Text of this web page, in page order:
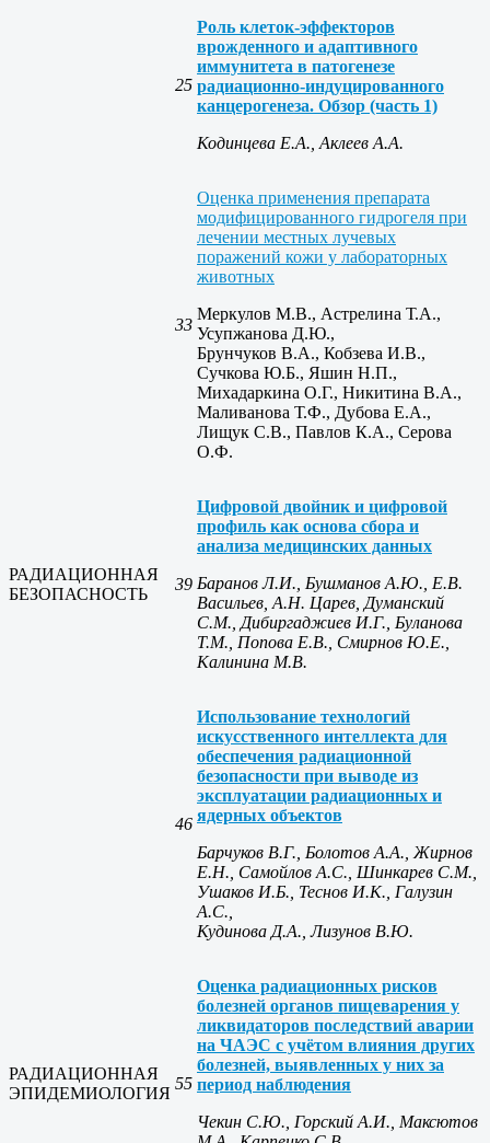
25
Роль клеток-эффекторов
врожденного и адаптивного
иммунитета в патогенезе
радиационно-индуцированного
канцерогенеза. Обзор (часть 1)
Кодинцева Е.А., Аклеев А.А.
33
Оценка применения препарата
модифицированного гидрогеля при
лечении местных лучевых
поражений кожи у лабораторных
животных
Меркулов М.В., Астрелина Т.А.,
Усупжанова Д.Ю.,
Брунчуков В.А., Кобзева И.В.,
Сучкова Ю.Б., Яшин Н.П.,
Михадаркина О.Г., Никитина В.А.,
Маливанова Т.Ф., Дубова Е.А.,
Лищук С.В., Павлов К.А., Серова
О.Ф.
РАДИАЦИОННАЯ
БЕЗОПАСНОСТЬ
39
Цифровой двойник и цифровой
профиль как основа сбора и
анализа медицинских данных
Баранов Л.И., Бушманов А.Ю., Е.В.
Васильев, А.Н. Царев, Думанский
С.М., Дибиргаджиев И.Г., Буланова
Т.М., Попова Е.В., Смирнов Ю.Е.,
Калинина М.В.
46
Использование технологий
искусственного интеллекта для
обеспечения радиационной
безопасности при выводе из
эксплуатации радиационных и
ядерных объектов
Барчуков В.Г., Болотов А.А., Жирнов
Е.Н., Самойлов А.С., Шинкарев С.М.,
Ушаков И.Б., Теснов И.К., Галузин
А.С.,
Кудинова Д.А., Лизунов В.Ю.
РАДИАЦИОННАЯ
ЭПИДЕМИОЛОГИЯ
55
Оценка радиационных рисков
болезней органов пищеварения у
ликвидаторов последствий аварии
на ЧАЭС с учётом влияния других
болезней, выявленных у них за
период наблюдения
Чекин С.Ю., Горский А.И., Максютов